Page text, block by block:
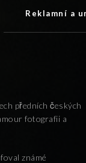
Reklamní a
předních českých
fotografii a
známé